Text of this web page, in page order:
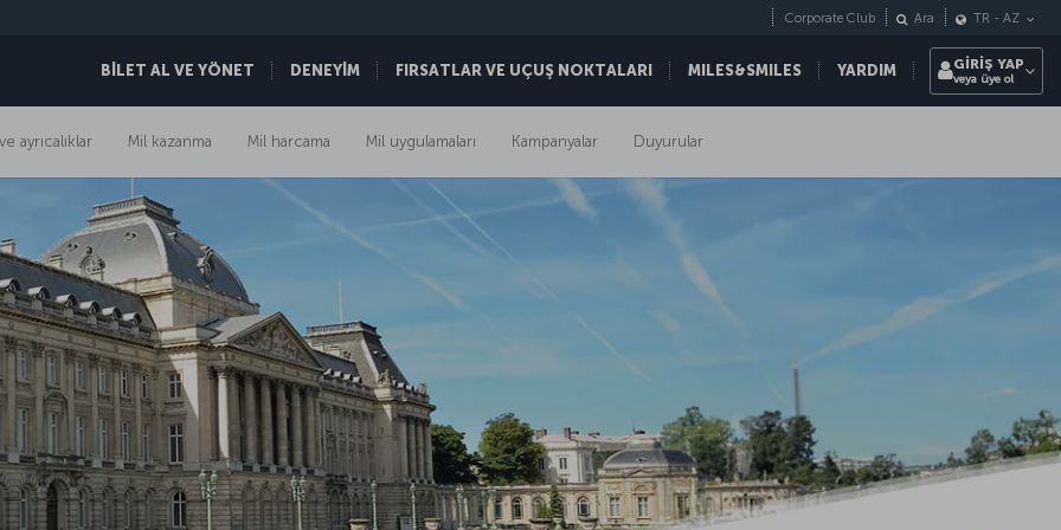
BİLET AL VE YÖNET DENEYİM FIRSATLAR VE UÇUŞ NOKTALARI MILES&SMILES YARDIM
Corporate Club Ara TR - AZ
GİRİŞ YAP
veya üye ol
ayrıcalıklar Mil kazanma Mil harcama Mil uygulamaları Kampanyalar Duyurular